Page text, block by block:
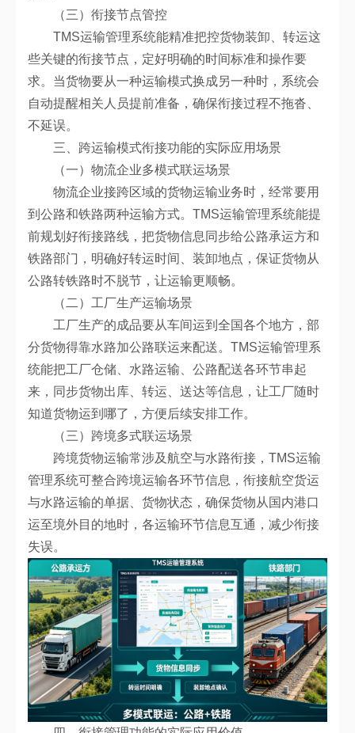
（三）衔接节点管控
TMS运输管理系统能精准把控货物装卸、转运这
些关键的衔接节点，定好明确的时间标准和操作要
求。当货物要从一种运输模式换成另一种时，系统会
自动提醒相关人员提前准备，确保衔接过程不拖沓、
不延误。
三、跨运输模式衔接功能的实际应用场景
（一）物流企业多模式联运场景
物流企业接跨区域的货物运输业务时，经常要用
到公路和铁路两种运输方式。TMS运输管理系统能提
前规划好衔接路线，把货物信息同步给公路承运方和
铁路部门，明确好转运时间、装卸地点，保证货物从
公路转铁路时不脱节，让运输更顺畅。
（二）工厂生产运输场景
工厂生产的成品要从车间运到全国各个地方，部
分货物得靠水路加公路联运来配送。TMS运输管理系
统能把工厂仓储、水路运输、公路配送各环节串起
来，同步货物出库、转运、送达等信息，让工厂随时
知道货物运到哪了，方便后续安排工作。
（三）跨境多式联运场景
跨境货物运输常涉及航空与水路衔接，TMS运输
管理系统可整合跨境运输各环节信息，衔接航空货运
与水路运输的单据、货物状态，确保货物从国内港口
运至境外目的地时，各运输环节信息互通，减少衔接
失误。